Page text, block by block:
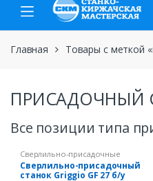
Главная Товары с меткой
ПРИСАДОЧНЫЙ
Все позиции типа
Сверлильно-присадочные
станки
Сверлильно-присадочный
станок Griggio GF 27 б/у